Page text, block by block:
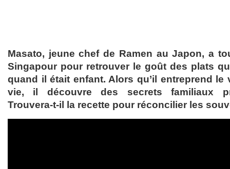
Masato, jeune chef de Ramen au Japon, a
Singapour pour retrouver le goût des plats
quand il était enfant. Alors qu’il entreprend le
vie, il découvre des secrets familiaux
Trouvera-t-il la recette pour réconcilier les